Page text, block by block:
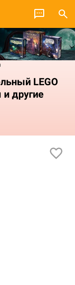
LEGO
другие